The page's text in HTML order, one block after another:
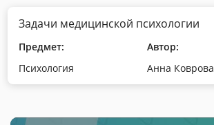
Задачи медицинской психологии
Предмет:
Психология
Автор:
Анна Коврова